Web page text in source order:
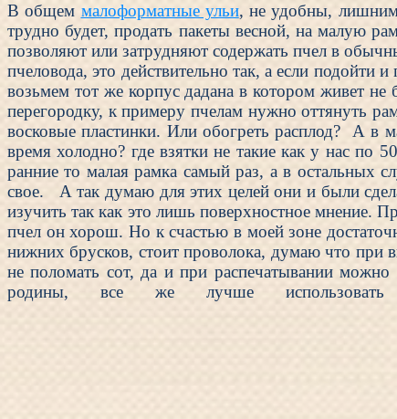
В общем малоформатные ульи, не удобны,
трудно будет, продать пакеты весной, на малую
позволяют или затрудняют содержать пчел в
пчеловода, это действительно так, а если
возьмем тот же корпус дадана в котором живет
перегородку, к примеру пчелам нужно оттянуть
восковые пластинки. Или обогреть расплод? А в
время холодно? где взятки не такие как у нас
ранние то малая рамка самый раз, а в остальных
свое. А так думаю для этих целей они и были
изучить так как это лишь поверхностное мнение.
пчел он хорош. Но к счастью в моей зоне
нижних брусков, стоит проволока, думаю что при
не поломать сот, да и при распечатывании
родины, все же лучше